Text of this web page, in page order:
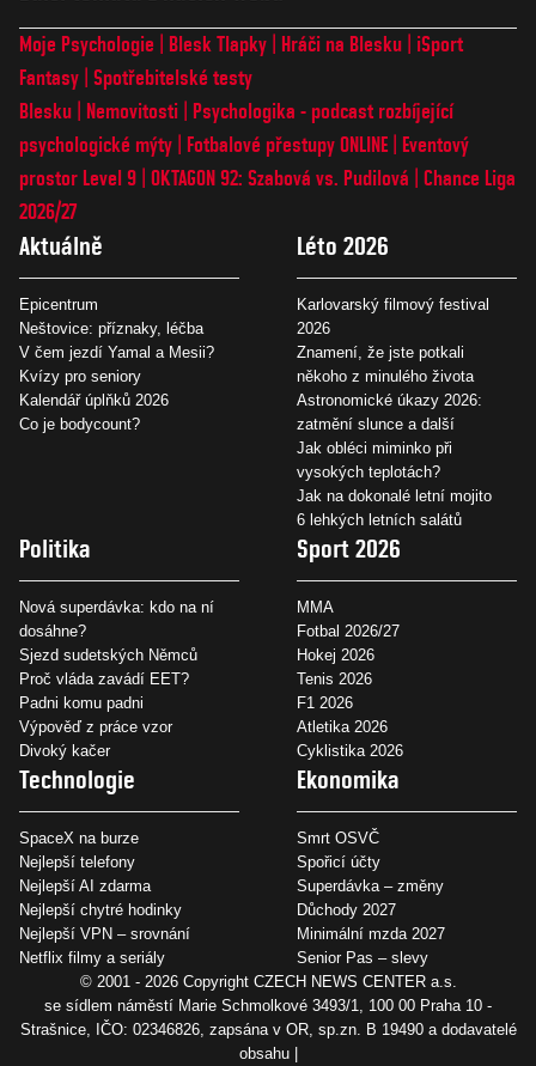
Moje Psychologie Blesk Tlapky Hráči na Blesku
iSport
Fantasy Spotřebitelské testy
Blesku
Nemovitosti
Psychologika - podcast rozbíjející
psychologické mýty
Fotbalové přestupy ONLINE
Eventový
prostor Level 9 OKTAGON 92: Szabová vs. Pudilová
Chance Liga
2026/27
Aktuálně
Epicentrum
Neštovice: příznaky, léčba
V čem jezdí Yamal a Mesii?
Kvízy pro seniory
Kalendář úplňků 2026
Co je bodycount?
Léto 2026
Karlovarský filmový festival
2026
Znamení, že jste potkali
někoho z minulého života
Astronomické úkazy 2026:
zatmění slunce a další
Jak obléci miminko při
vysokých teplotách?
Jak na dokonalé letní mojito
6 lehkých letních salátů
Politika
Nová superdávka: kdo na ní
dosáhne?
Sjezd sudetských Němců
Proč vláda zavádí EET?
Padni komu padni
Výpověď z práce vzor
Divoký kačer
Sport 2026
MMA
Fotbal 2026/27
Hokej 2026
Tenis 2026
F1 2026
Atletika 2026
Cyklistika 2026
Technologie
SpaceX na burze
Nejlepší telefony
Nejlepší AI zdarma
Nejlepší chytré hodinky
Nejlepší VPN – srovnání
Netflix filmy a seriály
Ekonomika
Smrt OSVČ
Spořicí účty
Superdávka – změny
Důchody 2027
Minimální mzda 2027
Senior Pas – slevy
© 2001 - 2026 Copyright CZECH NEWS CENTER a.s.
se sídlem náměstí Marie Schmolkové 3493/1, 100 00 Praha 10 -
Strašnice, IČO: 02346826, zapsána v OR, sp.zn. B 19490 a dodavatelé
obsahu